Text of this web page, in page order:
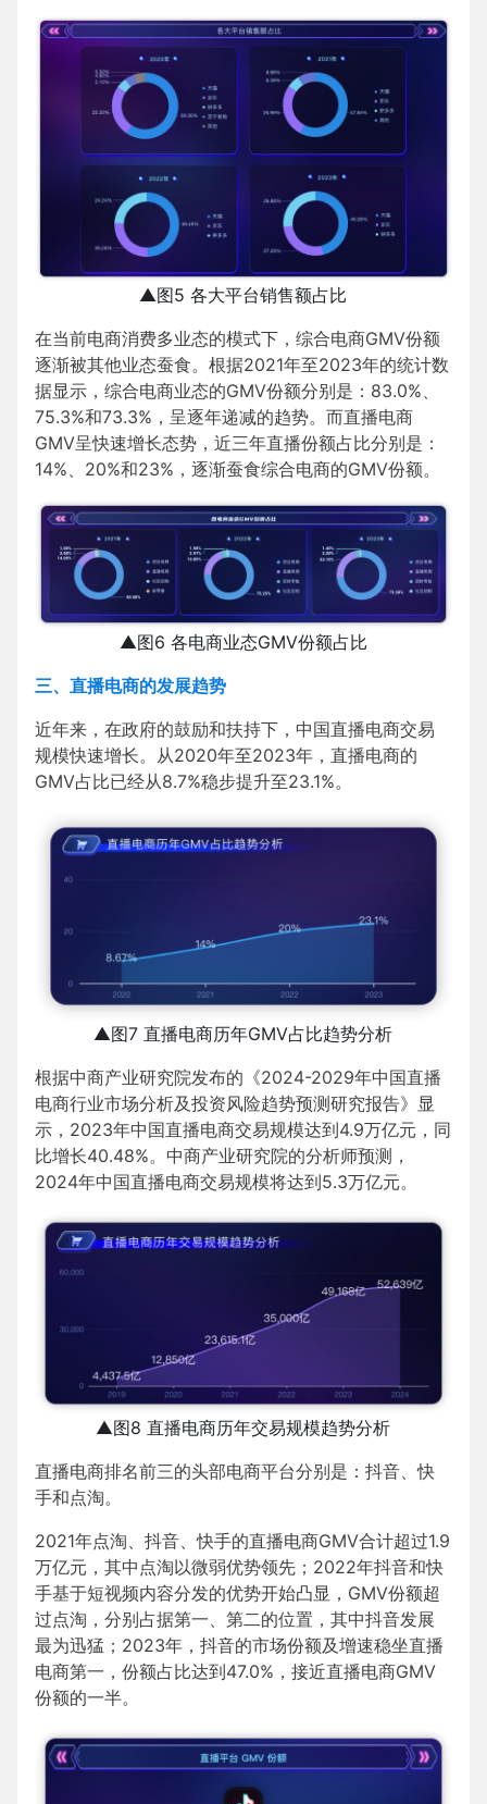
▲图5 各大平台销售额占比
在当前电商消费多业态的模式下，综合电商GMV份额
逐渐被其他业态蚕食。根据2021年至2023年的统计数
据显示，综合电商业态的GMV份额分别是：83.0%、
75.3%和73.3%，呈逐年递减的趋势。而直播电商
GMV呈快速增长态势，近三年直播份额占比分别是：
14%、20%和23%，逐渐蚕食综合电商的GMV份额。
▲图6 各电商业态GMV份额占比
三、直播电商的发展趋势
近年来，在政府的鼓励和扶持下，中国直播电商交易
规模快速增长。从2020年至2023年，直播电商的
GMV占比已经从8.7%稳步提升至23.1%。
▲图7 直播电商历年GMV占比趋势分析
根据中商产业研究院发布的《2024-2029年中国直播
电商行业市场分析及投资风险趋势预测研究报告》显
示，2023年中国直播电商交易规模达到4.9万亿元，同
比增长40.48%。中商产业研究院的分析师预测，
2024年中国直播电商交易规模将达到5.3万亿元。
▲图8 直播电商历年交易规模趋势分析
直播电商排名前三的头部电商平台分别是：抖音、快
手和点淘。
2021年点淘、抖音、快手的直播电商GMV合计超过1.9
万亿元，其中点淘以微弱优势领先；2022年抖音和快
手基于短视频内容分发的优势开始凸显，GMV份额超
过点淘，分别占据第一、第二的位置，其中抖音发展
最为迅猛；2023年，抖音的市场份额及增速稳坐直播
电商第一，份额占比达到47.0%，接近直播电商GMV
份额的一半。